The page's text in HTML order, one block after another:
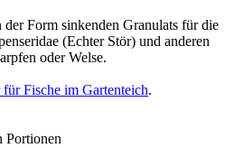
Form sinkenden Granulats für die
(Echter Stör) und anderen
oder Welse.
für Fische im Gartenteich.
Portionen